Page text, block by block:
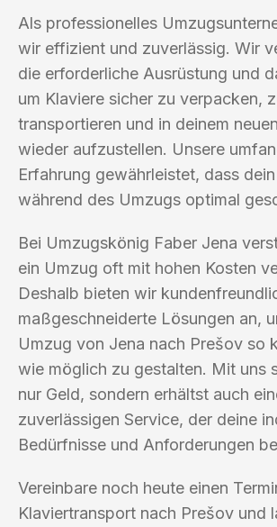
Als professionelles
wir effizient und zuverlässig. Wir
die erforderliche Ausrüstung und
um Klaviere sicher zu verpacken,
transportieren und in deinem
wieder aufzustellen. Unsere
Erfahrung gewährleistet, dass
während des Umzugs optimal
Bei Umzugskönig Faber Jena
ein Umzug oft mit hohen Kosten
Deshalb bieten wir
maßgeschneiderte Lösungen an,
Umzug von Jena nach Prešov so
wie möglich zu gestalten. Mit uns
nur Geld, sondern erhältst auch
zuverlässigen Service, der deine
Bedürfnisse und Anforderungen
Vereinbare noch heute einen
Klaviertransport nach Prešov und